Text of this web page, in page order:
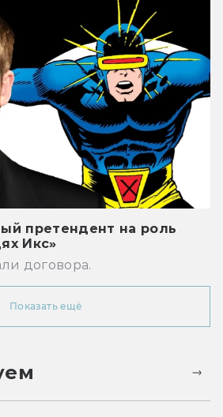
претендент на роль
Икс»
договора.
Показать ещё